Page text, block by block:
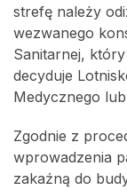
strefę należy
wezwanego
Sanitarnej,
decyduje
Medycznego
Zgodnie z
wprowadzenia
zakaźną do